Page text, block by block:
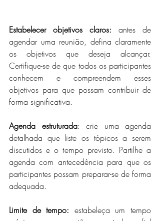
Estabelecer objetivos claros: antes de
agendar uma reunião, defina claramente
os objetivos que deseja alcançar.
Certifique-se de que todos os participantes
conhecem e compreendem esses
objetivos para que possam contribuir de
forma significativa.
Agenda estruturada: crie uma agenda
detalhada que liste os tópicos a serem
discutidos e o tempo previsto. Partilhe a
agenda com antecedência para que os
participantes possam preparar-se de forma
adequada.
Limite de tempo: estabeleça um tempo